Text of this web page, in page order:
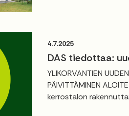
4.7.2025
DAS tiedottaa:
YLIKORVANTIEN
PÄIVITTÄMINEN
kerrostalon